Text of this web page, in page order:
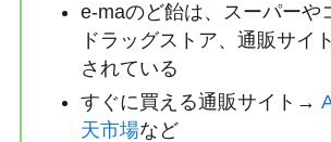
e-maのど飴は、スーパーや
ドラッグストア、通販サイ
されている
すぐに買える通販サイト→
天市場など